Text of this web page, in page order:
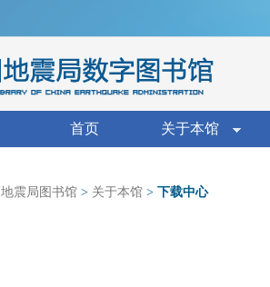
搜索表单
首页 关于本馆
地震局图书馆 > 关于本馆 > 下载中心